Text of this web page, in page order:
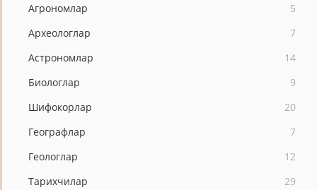
Агрономлар
5
Археологлар
7
Астрономлар
14
Биологлар
9
Шифокорлар
20
Географлар
7
Геологлар
12
Тарихчилар
29